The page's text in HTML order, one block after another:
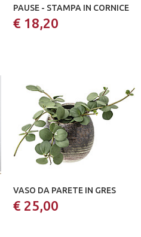
PAUSE - STAMPA IN CORNICE
€ 18,20
VASO DA PARETE IN GRES
€ 25,00